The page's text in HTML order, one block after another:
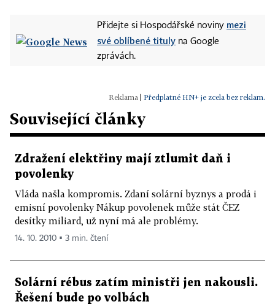
Přidejte si Hospodářské noviny mezi
své oblíbené tituly na Google
zprávách.
Předplatné HN+ je zcela bez reklam.
Související články
Zdražení elektřiny mají ztlumit daň i
povolenky
Vláda našla kompromis. Zdaní solární byznys a prodá i
emisní povolenky Nákup povolenek může stát ČEZ
desítky miliard, už nyní má ale problémy.
14. 10. 2010 ▪ 3 min. čtení
Solární rébus zatím ministři jen nakousli.
Řešení bude po volbách